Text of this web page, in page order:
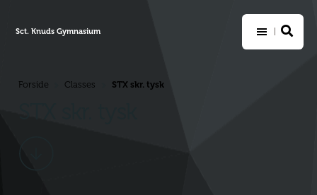
Sct. Knuds Gymnasium
Forside Classes STX skr. tysk